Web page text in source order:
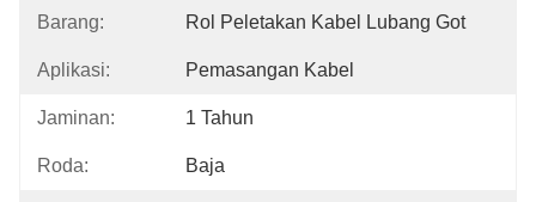
Barang: Rol Peletakan Kabel Lubang Got
Aplikasi: Pemasangan Kabel
Jaminan: 1 Tahun
Roda: Baja